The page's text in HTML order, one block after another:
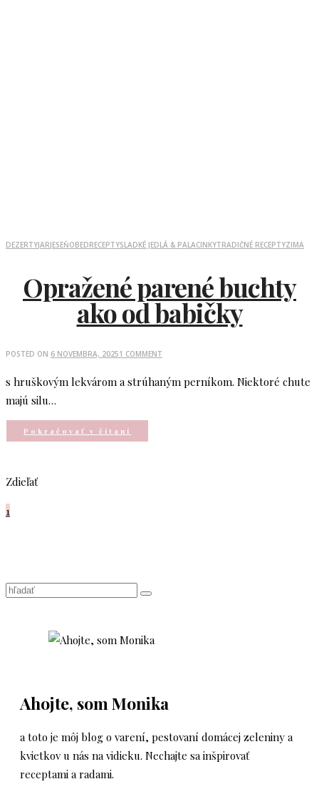
DEZERTYJARJESEŇOBEDRECEPTYSLADKÉ JEDLÁ & PALACINKYTRADIČNÉ RECEPTYZIMA
Opražené parené buchty
ako od babičky
POSTED ON 6 NOVEMBRA, 20251 COMMENT
s hruškovým lekvárom a strúhaným perníkom. Niektoré chute
majú silu…
Pokračovať v čítaní
Zdieľať
1
Ahojte, som Monika
a toto je môj blog o varení, pestovaní domácej zeleniny a
kvietkov u nás na vidieku. Nechajte sa inšpirovať
receptami a radami.